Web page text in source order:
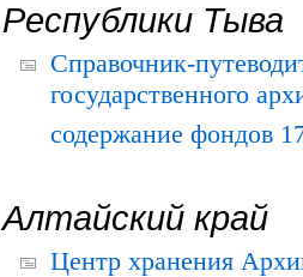
Республики Тыва
Справочник-
государственного
содержание фондов
Алтайский край
Центр хранения